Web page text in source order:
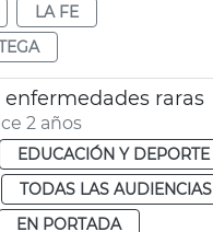
LA FE
enfermedades raras
2 años
EDUCACIÓN Y DEPORTE
TODAS LAS AUDIENCIAS
EN PORTADA